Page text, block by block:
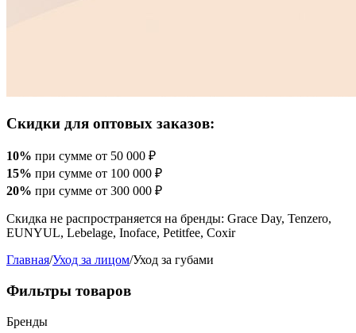
Скидки для оптовых заказов:
10% при сумме от 50 000 ₽
15% при сумме от 100 000 ₽
20% при сумме от 300 000 ₽
Скидка не распространяется на бренды: Grace Day, Tenzero,
EUNYUL, Lebelage, Inoface, Petitfee, Coxir
Главная/Уход за лицом/Уход за губами
Фильтры товаров
Бренды